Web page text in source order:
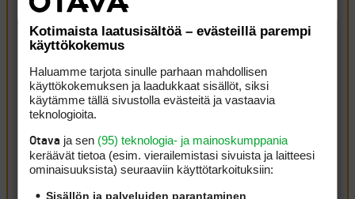
tonymahoney
Tämäpä oli iloinen yllätys. Toivottavasti pääsis vielä
scottish openinkiin viime hetkillä
Lindell The Openiin ekalla varasijalla?
Kirjaudu sisään vastataksesi ILMOITA ASIATON VIESTI
Kotimaista laatusisältöä – evästeillä parempi
käyttökokemus
Haluamme tarjota sinulle parhaan mahdollisen
käyttökokemuksen ja laadukkaat sisällöt, siksi
käytämme tällä sivustolla evästeitä ja vastaavia
teknologioita.
Otava ja sen (95) teknologia- ja mainoskumppania
keräävät tietoa (esim. vierailemis­tasi sivuista ja laitteesi
ominaisuuk­sista) seuraaviin käyttötarkoituksiin:
Sisällön ja palveluiden parantaminen